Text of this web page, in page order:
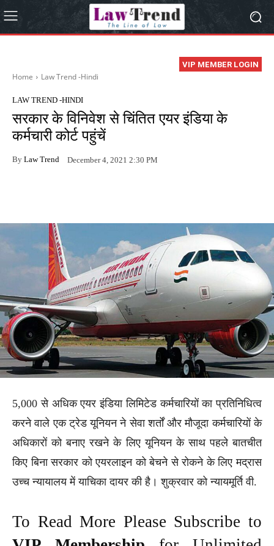
VIP MEMBER LOGIN
Home Law Trend -Hindi
LAW TREND -HINDI
सरकार के विनिवेश से चिंतित एयर इंडिया के
कर्मचारी कोर्ट पहुंचें
By Law Trend December 4, 2021 2:30 PM
5,000 से अधिक एयर इंडिया लिमिटेड कर्मचारियों का प्रतिनिधित्व
करने वाले एक ट्रेड यूनियन ने सेवा शर्तों और मौजूदा कर्मचारियों के
अधिकारों को बनाए रखने के लिए यूनियन के साथ पहले बातचीत
किए बिना सरकार को एयरलाइन को बेचने से रोकने के लिए मद्रास
उच्च न्यायालय में याचिका दायर की है। शुक्रवार को न्यायमूर्ति वी.
To Read More Please Subscribe to